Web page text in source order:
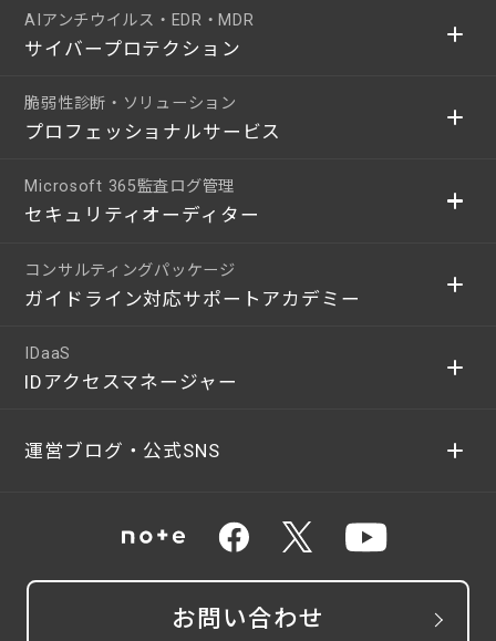
AIアンチウイルス・EDR・MDR
サイバープロテクション
脆弱性診断・ソリューション
プロフェッショナルサービス
Microsoft 365監査ログ管理
セキュリティオーディター
コンサルティングパッケージ
ガイドライン対応サポートアカデミー
IDaaS
IDアクセスマネージャー
運営ブログ・公式SNS
お問い合わせ